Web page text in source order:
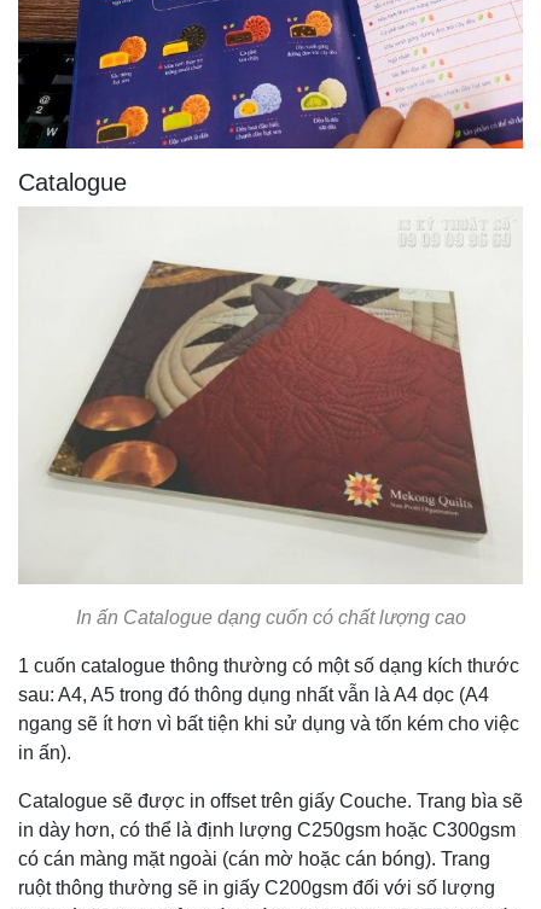
Catalogue
In ấn Catalogue dạng cuốn có chất lượng cao
1 cuốn catalogue thông thường có một số dạng kích thước
sau: A4, A5 trong đó thông dụng nhất vẫn là A4 dọc (A4
ngang sẽ ít hơn vì bất tiện khi sử dụng và tốn kém cho việc
in ấn).
Catalogue sẽ được in offset trên giấy Couche. Trang bìa sẽ
in dày hơn, có thể là định lượng C250gsm hoặc C300gsm
có cán màng mặt ngoài (cán mờ hoặc cán bóng). Trang
ruột thông thường sẽ in giấy C200gsm đối với số lượng